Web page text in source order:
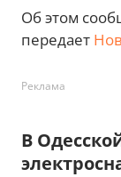
Об этом
передает
Реклама
В